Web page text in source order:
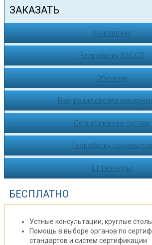
ЗАКАЗАТЬ
Консалтинг
Разработку ХАССП
Обучение
Внедрение систем
Сертификацию систем
Разработку документов
Штрих-коды
БЕСПЛАТНО
Устные консультации, круглые
Помощь в выборе органов по
стандартов и систем сертификации